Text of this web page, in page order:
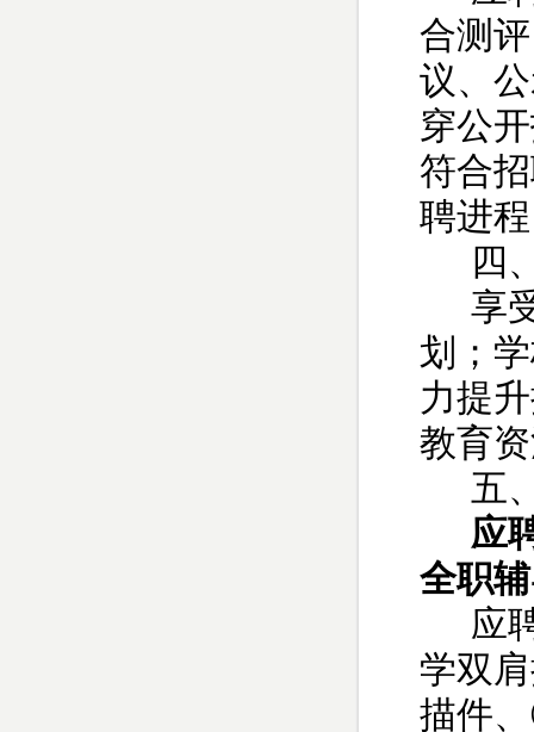
合测
议、
穿公
符合
聘进
四
享
划；
力提
教育
五
应
全职
应
学双
描件